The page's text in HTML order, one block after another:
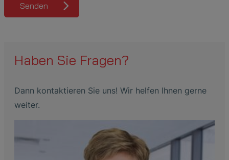
Senden
Haben Sie Fragen?
Dann kontaktieren Sie uns! Wir helfen Ihnen gerne
weiter.